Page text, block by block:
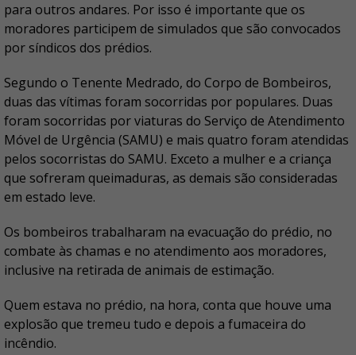
para outros andares. Por isso é importante que os
moradores participem de simulados que são convocados
por síndicos dos prédios.
Segundo o Tenente Medrado, do Corpo de Bombeiros,
duas das vítimas foram socorridas por populares. Duas
foram socorridas por viaturas do Serviço de Atendimento
Móvel de Urgência (SAMU) e mais quatro foram atendidas
pelos socorristas do SAMU. Exceto a mulher e a criança
que sofreram queimaduras, as demais são consideradas
em estado leve.
Os bombeiros trabalharam na evacuação do prédio, no
combate às chamas e no atendimento aos moradores,
inclusive na retirada de animais de estimação.
Quem estava no prédio, na hora, conta que houve uma
explosão que tremeu tudo e depois a fumaceira do
incêndio.